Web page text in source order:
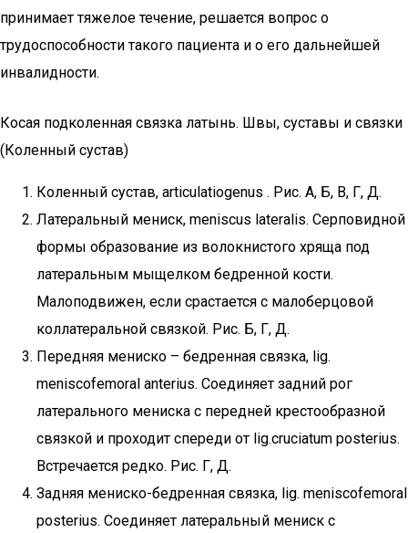
принимает тяжелое течение, решается вопрос о
трудоспособности такого пациента и о его дальнейшей
инвалидности.
Косая подколенная связка латынь. Швы, суставы и связки
(Коленный сустав)
Коленный сустав, articulatiogenus . Рис. А, Б, В, Г, Д.
Латеральный мениск, meniscus lateralis. Серповидной
формы образование из волокнистого хряща под
латеральным мыщелком бедренной кости.
Малоподвижен, если срастается с малоберцовой
коллатеральной связкой. Рис. Б, Г, Д.
Передняя мениско – бедренная связка, lig.
meniscofemoral anterius. Соединяет задний рог
латерального мениска с передней крестообразной
связкой и проходит спереди от lig.cruciatum posterius.
Встречается редко. Рис. Г, Д.
Задняя мениско-бедренная связка, lig. meniscofemoral
posterius. Соединяет латеральный мениск с